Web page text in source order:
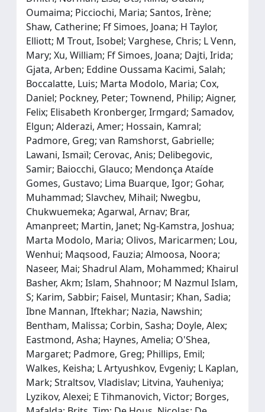
Oumaima; Picciochi, Maria; Santos, Irène;
Shaw, Catherine; Ff Simoes, Joana; H Taylor,
Elliott; M Trout, Isobel; Varghese, Chris; L Venn,
Mary; Xu, William; Ff Simoes, Joana; Dajti, Irida;
Gjata, Arben; Eddine Oussama Kacimi, Salah;
Boccalatte, Luis; Marta Modolo, Maria; Cox,
Daniel; Pockney, Peter; Townend, Philip; Aigner,
Felix; Elisabeth Kronberger, Irmgard; Samadov,
Elgun; Alderazi, Amer; Hossain, Kamral;
Padmore, Greg; van Ramshorst, Gabrielle;
Lawani, Ismaïl; Cerovac, Anis; Delibegovic,
Samir; Baiocchi, Glauco; Mendonça Ataíde
Gomes, Gustavo; Lima Buarque, Igor; Gohar,
Muhammad; Slavchev, Mihail; Nwegbu,
Chukwuemeka; Agarwal, Arnav; Brar,
Amanpreet; Martin, Janet; Ng-Kamstra, Joshua;
Marta Modolo, Maria; Olivos, Maricarmen; Lou,
Wenhui; Maqsood, Fauzia; Almoosa, Noora;
Naseer, Mai; Shadrul Alam, Mohammed; Khairul
Basher, Akm; Islam, Shahnoor; M Nazmul Islam,
S; Karim, Sabbir; Faisel, Muntasir; Khan, Sadia;
Ibne Mannan, Iftekhar; Nazia, Nawshin;
Bentham, Malissa; Corbin, Sasha; Doyle, Alex;
Eastmond, Asha; Haynes, Amelia; O'Shea,
Margaret; Padmore, Greg; Phillips, Emil;
Walkes, Keisha; L Artyushkov, Evgeniy; L Kaplan,
Mark; Straltsov, Vladislav; Litvina, Yauheniya;
Lyzikov, Alexei; E Tihmanovich, Victor; Borges,